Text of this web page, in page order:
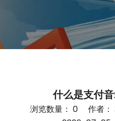
什么是支付
浏览数量： 0 作者：